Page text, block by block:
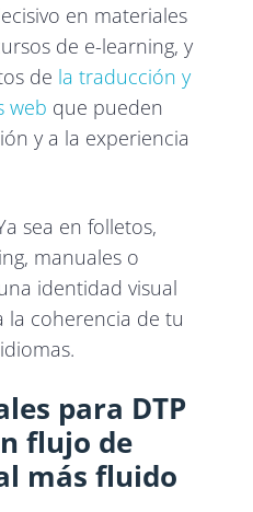
en materiales
de e-learning, y
de la traducción y
web que pueden
y a la experiencia
sea en folletos,
manuales o
identidad visual
la coherencia de tu
para DTP
flujo de
más fluido